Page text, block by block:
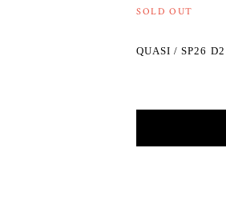
SOLD OUT
QUASI / SP26